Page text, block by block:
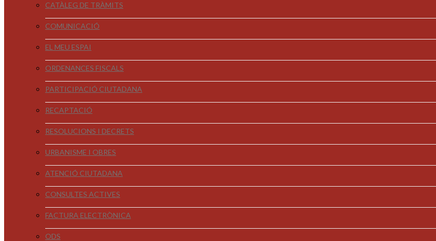
CATÀLEG DE TRÀMITS
COMUNICACIÓ
EL MEU ESPAI
ORDENANCES FISCALS
PARTICIPACIÓ CIUTADANA
RECAPTACIÓ
RESOLUCIONS I DECRETS
URBANISME I OBRES
ATENCIÓ CIUTADANA
CONSULTES ACTIVES
FACTURA ELECTRÒNICA
ODS